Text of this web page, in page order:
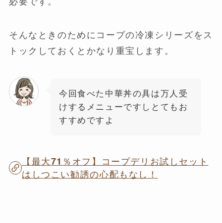
そんなときのためにコープの冷凍シリーズをス
トックしておくとかなり重宝します。
今回食べた中華丼の具は万人受
けするメニューですしとてもお
すすめですよ
【最大71％オフ】コープデリお試しセット
はしつこい勧誘の心配もなし！